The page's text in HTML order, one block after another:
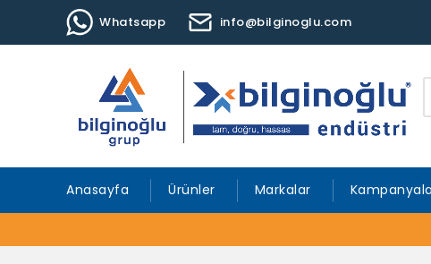
Whatsapp info@bilginoglu.com
Anasayfa Ürünler Markalar